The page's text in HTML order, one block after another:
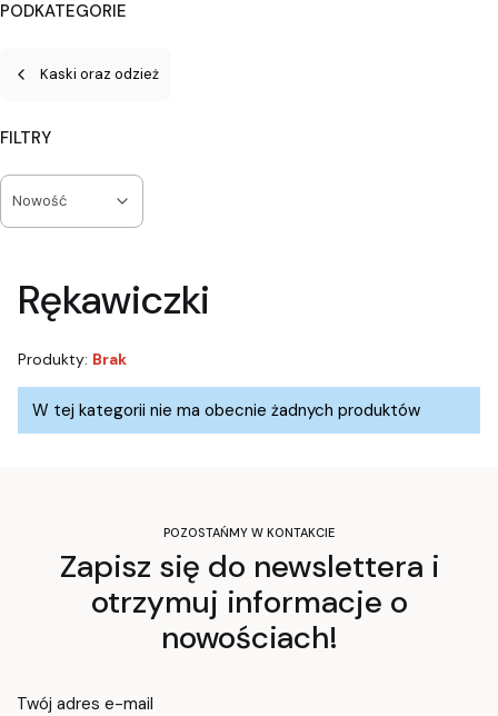
PODKATEGORIE
Kaski oraz odzież
FILTRY
Nowość
Rękawiczki
Produkty: Brak
Lista produktów
W tej kategorii nie ma obecnie żadnych produktów
POZOSTAŃMY W KONTAKCIE
Zapisz się do newslettera i
otrzymuj informacje o
nowościach!
Twój adres e-mail